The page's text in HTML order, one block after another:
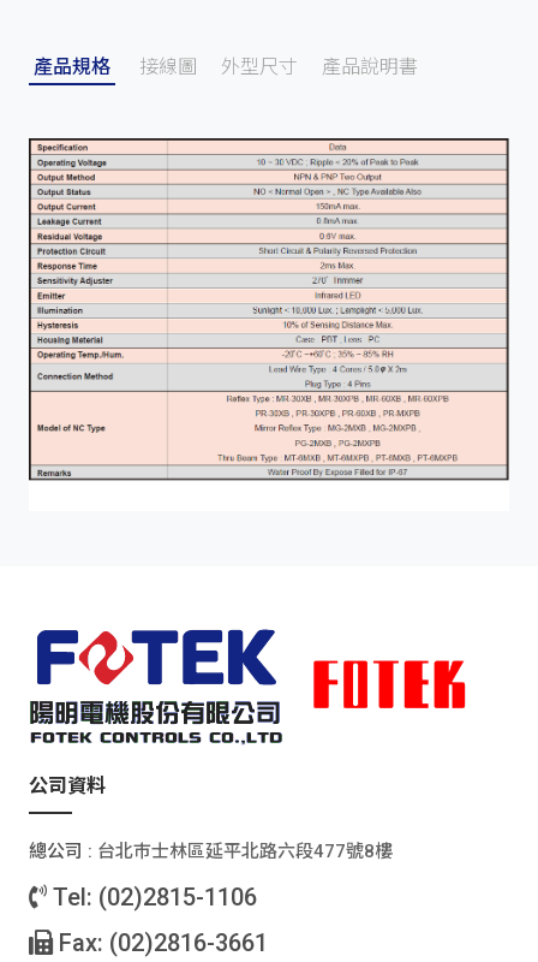
產品規格 接線圖 外型尺寸 產品說明書
公司資料
總公司 : 台北巿士林區延平北路六段477號8樓
Tel: (02)2815-1106
Fax: (02)2816-3661